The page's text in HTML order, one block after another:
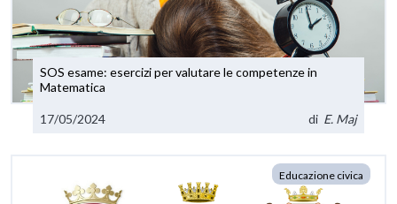
SOS esame: esercizi per valutare le competenze in
Matematica
17/05/2024 di E. Maj
Educazione civica